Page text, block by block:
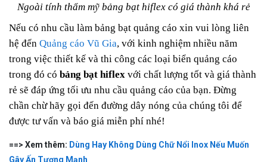
Ngoài tính thẩm mỹ bảng bạt hiflex có giá thành khá rẻ
Nếu có nhu cầu làm bảng bạt quảng cáo xin vui lòng liên
hệ đến Quảng cáo Vũ Gia, với kinh nghiệm nhiều năm
trong việc thiết kế và thi công các loại biển quảng cáo
trong đó có bảng bạt hiflex với chất lượng tốt và giá thành
rẻ sẽ đáp ứng tối ưu nhu cầu quảng cáo của bạn. Đừng
chần chừ hãy gọi đến đường dây nóng của chúng tôi để
được tư vấn và báo giá miễn phí nhé!
==> Xem thêm: Dùng Hay Không Dùng Chữ Nổi Inox Nếu Muốn
Gây Ấn Tượng Mạnh